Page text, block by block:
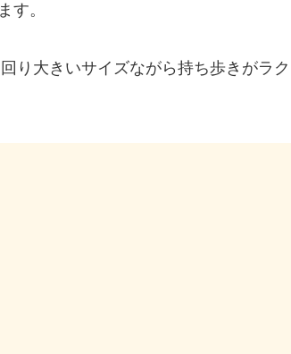
す。
り大きいサイズながら持ち歩きがラク